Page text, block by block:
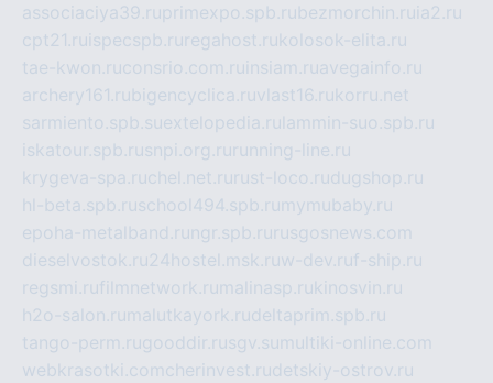
associaciya39.ruprimexpo.spb.rubezmorchin.ru ia2.ru
cpt21.ru ispecspb.ru regahost.rukolosok-elita.ru
tae-kwon.ruconsrio.com.ru insiam.ruavegainfo.ru
archery161.rubigencyclica.ruvlast16.rukorru.net
sarmiento.spb.suextelopedia.ru lammin-suo.spb.ru
iskatour.spb.rusnpi.org.ru running-line.ru
krygeva-spa.ruchel.net.ru rust-loco.rudugshop.ru
hl-beta.spb.ruschool494.spb.ru mymubaby.ru
epoha-metalband.ru ngr.spb.ru rusgosnews.com
dieselvostok.ru24hostel.msk.ruw-dev.ruf-ship.ru
regsmi.rufilmnetwork.ru malinasp.rukinosvin.ru
h2o-salon.ru malutkayork.rudeltaprim.spb.ru
tango-perm.rugooddir.rusgv.su multiki-online.com
webkrasotki.comcherinvest.rudetskiy-ostrov.ru